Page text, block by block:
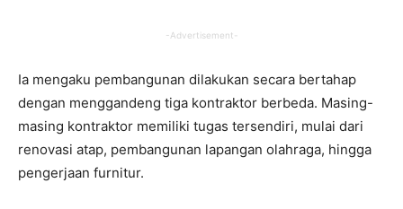
-Advertisement-
Ia mengaku pembangunan dilakukan secara bertahap
dengan menggandeng tiga kontraktor berbeda. Masing-
masing kontraktor memiliki tugas tersendiri, mulai dari
renovasi atap, pembangunan lapangan olahraga, hingga
pengerjaan furnitur.